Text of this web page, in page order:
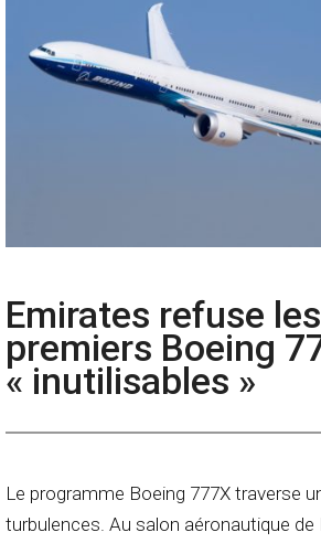
Emirates refuse
premiers Boeing
« inutilisables »
Le programme Boeing 777X traverse
turbulences. Au salon aéronautique de